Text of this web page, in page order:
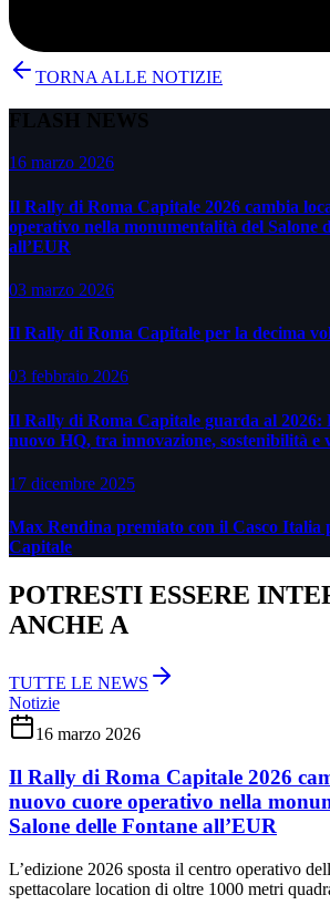
TORNA ALLE NOTIZIE
FLASH NEWS
16 marzo 2026
Il Rally di Roma Capitale 2026 cambia
operativo nella monumentalità del Salone
all’EUR
03 marzo 2026
Il Rally di Roma Capitale per la decima
03 febbraio 2026
Il Rally di Roma Capitale guarda al 2026:
nuovo HQ, tra innovazione, sostenibilità e
17 dicembre 2025
Max Rendina premiato con il Casco Italia
Capitale
POTRESTI ESSERE
ANCHE A
TUTTE LE NEWS
Notizie
16 marzo 2026
Il Rally di Roma Capitale 2026
nuovo cuore operativo nella
Salone delle Fontane all’EUR
L’edizione 2026 sposta il centro operativo
spettacolare location di oltre 1000 metri